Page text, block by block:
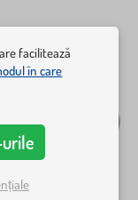
facilitează
în care